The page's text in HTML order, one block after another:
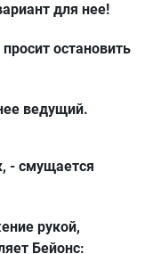
для нее!
остановить
ведущий.
- смущается
рукой,
Бейонс: